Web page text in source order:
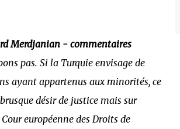
Merdjanian - commentaires
pas. Si la Turquie envisage de
ayant appartenus aux minorités, ce
désir de justice mais sur
européenne des Droits de